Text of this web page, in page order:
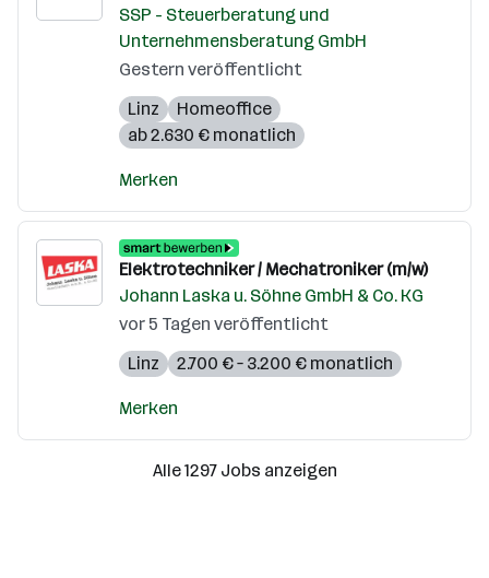
SSP - Steuerberatung und
Unternehmensberatung GmbH
Gestern veröffentlicht
Linz
Homeoffice
ab 2.630 € monatlich
Merken
Elektrotechniker / Mechatroniker (m/w)
Johann Laska u. Söhne GmbH & Co. KG
vor 5 Tagen veröffentlicht
Linz
2.700 € – 3.200 € monatlich
Merken
Alle 1297 Jobs anzeigen